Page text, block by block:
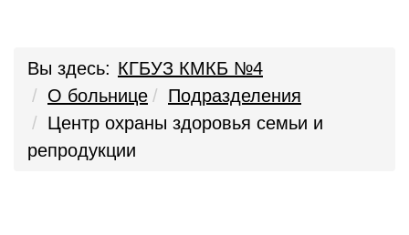
Вы здесь: КГБУЗ КМКБ №4
О больнице
Подразделения
Центр охраны здоровья семьи и
репродукции